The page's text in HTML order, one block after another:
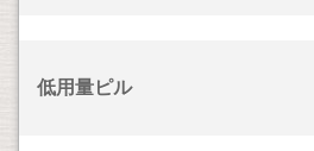
低用量ピル